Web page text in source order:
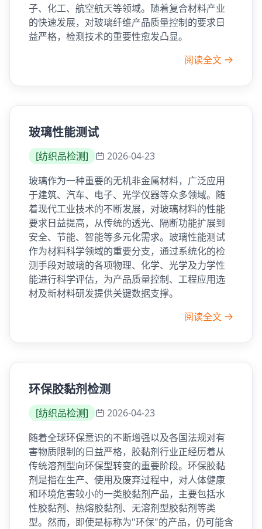
子、化工、航空航天等领域。随着复合材料产业
的快速发展，对玻璃纤维产品质量控制的要求日
益严格，检测技术的重要性愈发凸显。
阅读全文
玻璃性能测试
[纺织品检测]
2026-04-23
玻璃作为一种重要的无机非金属材料，广泛应用
于建筑、汽车、电子、光学仪器等众多领域。随
着现代工业技术的不断发展，对玻璃材料的性能
要求日益提高，从传统的透光、隔断功能扩展到
安全、节能、智能等多元化需求。玻璃性能测试
作为材料科学领域的重要分支，通过系统化的检
测手段对玻璃的各项物理、化学、光学及力学性
能进行科学评估，为产品质量控制、工程应用选
材及新材料研发提供关键数据支撑。
阅读全文
环保胶黏剂检测
[纺织品检测]
2026-04-23
随着全球环保意识的不断增强以及各国法规对有
害物质限制的日益严格，胶黏剂行业正经历着从
传统溶剂型向环保型转变的重要阶段。环保胶黏
剂是指在生产、使用及废弃过程中，对人体健康
和环境危害较小的一类胶黏剂产品，主要包括水
性胶黏剂、热熔胶黏剂、无溶剂型胶黏剂等类
型。然而，即使是标称为"环保"的产品，仍可能含